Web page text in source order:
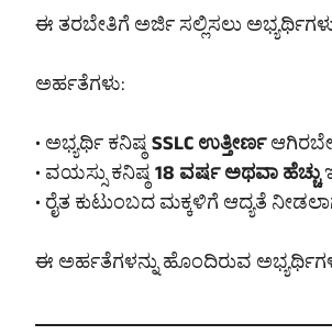
ಈ ತರಬೇತಿಗೆ ಅರ್ಜಿ ಸಲ್ಲಿಸಲು
ಅರ್ಹತೆಗಳು:
• ಅಭ್ಯರ್ಥಿ ಕನಿಷ್ಠSSLC ಉತ್ತೀರ್ಣ
• ವಯಸ್ಸು ಕನಿಷ್ಠ18 ವರ್ಷ ಅಥವಾ ಹೆಚ್ಚು
• ರೈತ ಕುಟುಂಬದ ಮಕ್ಕಳಿಗೆ ಆದ್ಯತೆ
ಈ ಅರ್ಹತೆಗಳನ್ನು ಹೊಂದಿರುವ